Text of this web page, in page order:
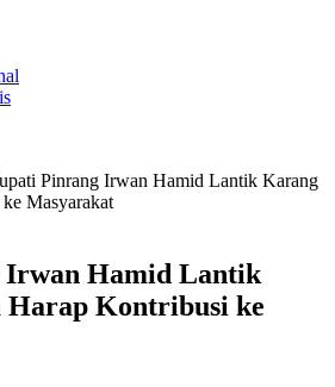
Pinrang Irwan Hamid Lantik Karang
Masyarakat
Irwan Hamid Lantik
Harap Kontribusi ke